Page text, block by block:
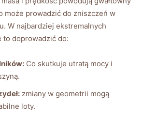
może prowadzić do zniszczeń w
W najbardziej ekstremalnych
to doprowadzić do:
Co skutkuje utratą mocy i
zmiany w geometrii mogą
loty.